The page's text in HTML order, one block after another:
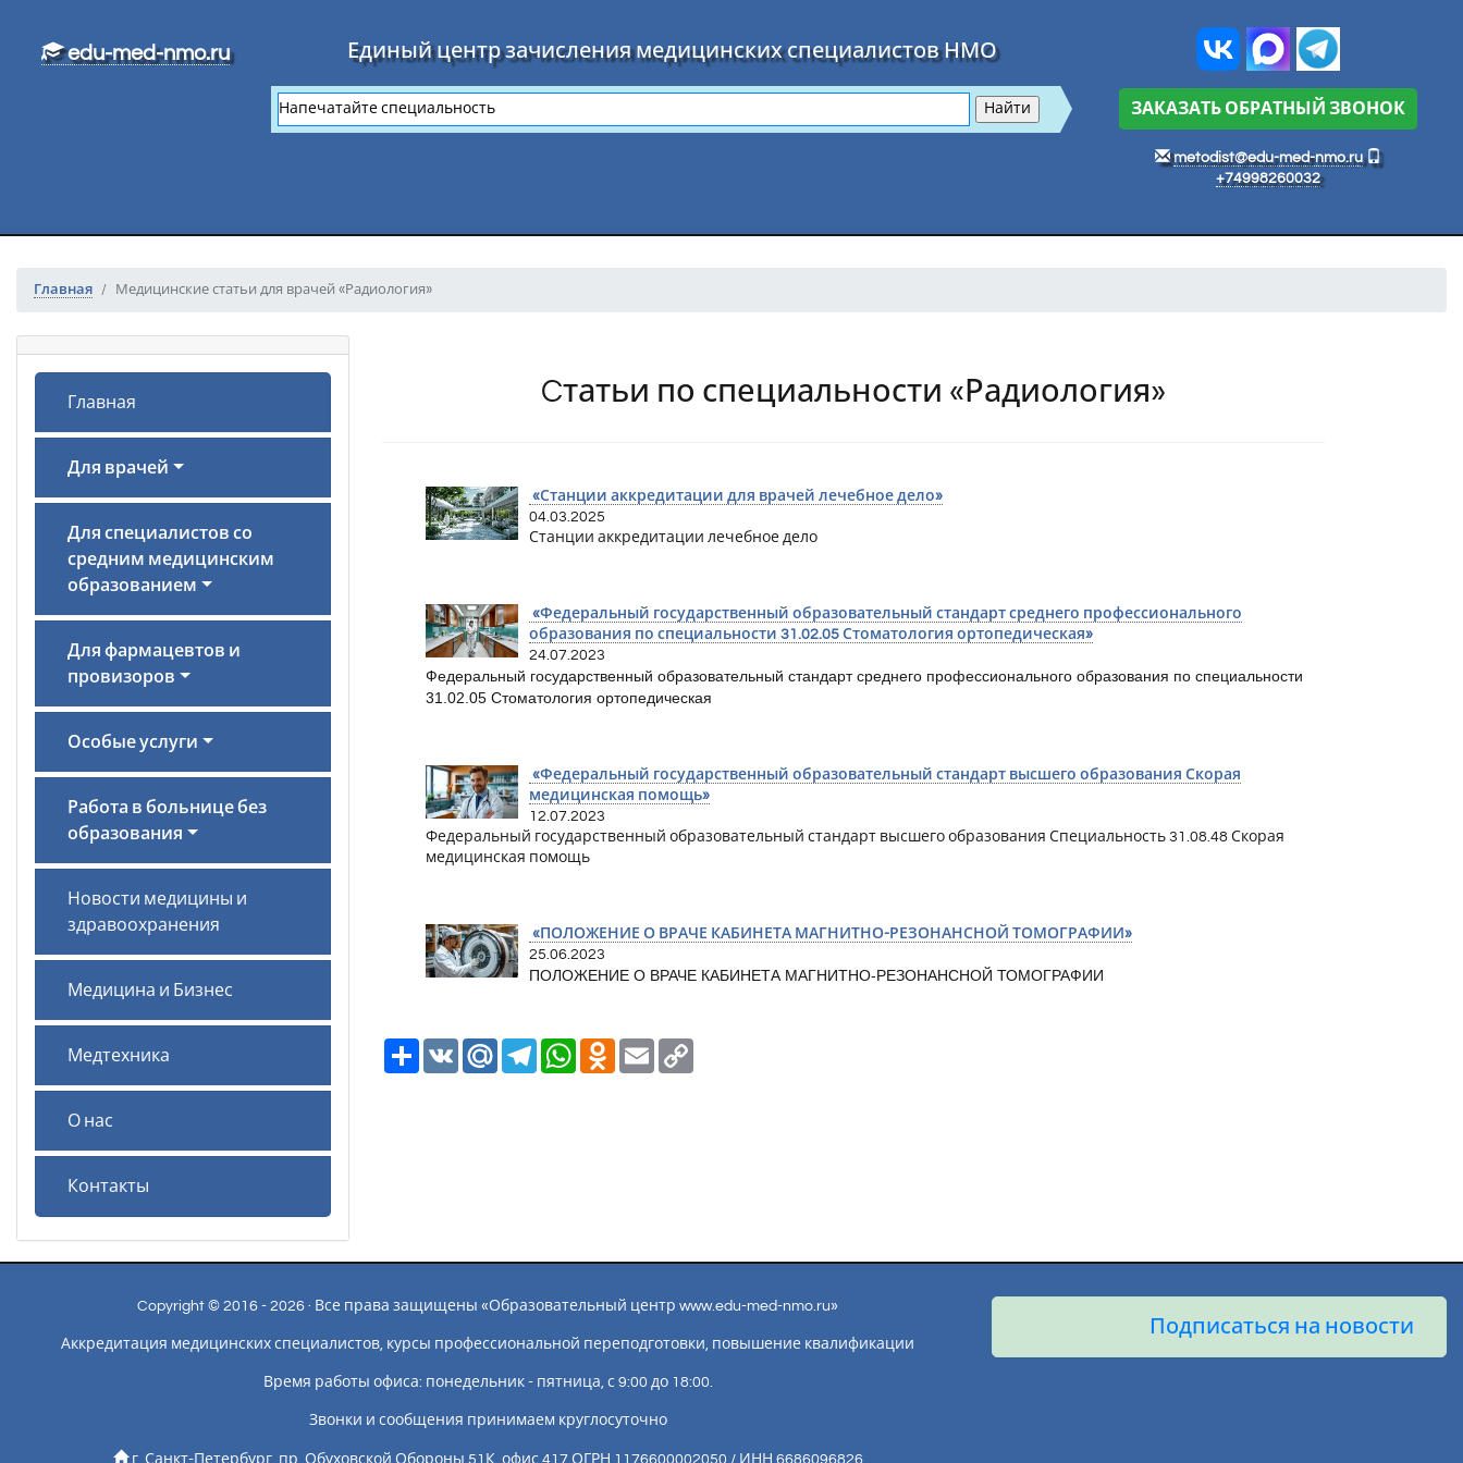
edu-med-nmo.ru Единый центр зачисления медицинских специалистов НМО
ЗАКАЗАТЬ ОБРАТНЫЙ ЗВОНОК
metodist@edu-med-nmo.ru
+74998260032
Главная Медицинские статьи для врачей «Радиология»
Главная
Для врачей
Для специалистов со
средним медицинским
образованием
Для фармацевтов и
провизоров
Особые услуги
Работа в больнице без
образования
Новости медицины и
здравоохранения
Медицина и Бизнес
Медтехника
О нас
Контакты
Cтатьи по специальности «Радиология»
«Станции аккредитации для врачей лечебное дело»
04.03.2025
Станции аккредитации лечебное дело
«Федеральный государственный образовательный стандарт среднего профессионального
образования по специальности 31.02.05 Стоматология ортопедическая»
24.07.2023
Федеральный государственный образовательный стандарт среднего профессионального образования по специальности
31.02.05 Стоматология ортопедическая
«Федеральный государственный образовательный стандарт высшего образования Скорая
медицинская помощь»
12.07.2023
Федеральный государственный образовательный стандарт высшего образования Специальность 31.08.48 Скорая
медицинская помощь
«ПОЛОЖЕНИЕ О ВРАЧЕ КАБИНЕТА МАГНИТНО-РЕЗОНАНСНОЙ ТОМОГРАФИИ»
25.06.2023
ПОЛОЖЕНИЕ О ВРАЧЕ КАБИНЕТА МАГНИТНО-РЕЗОНАНСНОЙ ТОМОГРАФИИ
РесурсVK Mail.Ru TelegramWhatsAppOdnoklassniki
Email
Copyright © 2016 - 2026 · Все права защищены «Образовательный центр www.edu-med-nmo.ru»
Аккредитация медицинских специалистов, курсы профессиональной переподготовки, повышение квалификации
Время работы офиса: понедельник - пятница, с 9:00 до 18:00.
Звонки и сообщения принимаем круглосуточно
г. Санкт-Петербург, пр. Обуховской Обороны 51К, офис 417 ОГРН 1176600002050 / ИНН 6686096826
Подписаться на новости